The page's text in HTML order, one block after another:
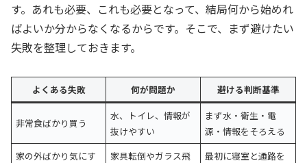
す。あれも必要、これも必要となって、結局何から始めれ
ばよいか分からなくなるからです。そこで、まず避けたい
失敗を整理しておきます。
よくある失敗 何が問題か 避ける判断基準
非常食ばかり買う
水、トイレ、情報が
抜けやすい
まず水・衛生・電
源・情報をそろえる
家の外ばかり気にす
家具転倒やガラス飛
最初に寝室と通路を